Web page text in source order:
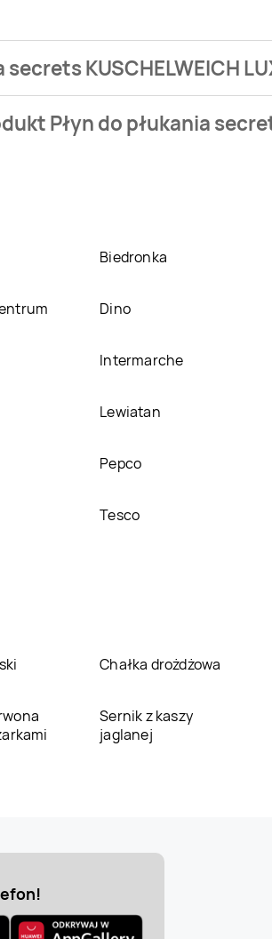
KUSCHELWEICH
kosztuje od 8 zł do 12,99 zł.
Płyn do płukania
Biedronka
Dino
Intermarche
Lewiatan
Pepco
Tesco
Chałka drożdżowa
Sernik z kaszy
jaglanej